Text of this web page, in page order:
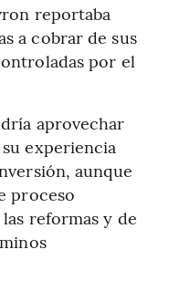
reportaba
a cobrar de sus
por el
aprovechar
experiencia
aunque
proceso
reformas y de